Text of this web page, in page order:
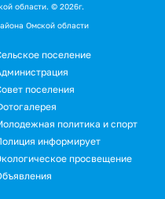
области. © 2026г.
Омской области
поселение
поселения
политика и спорт
информирует
просвещение